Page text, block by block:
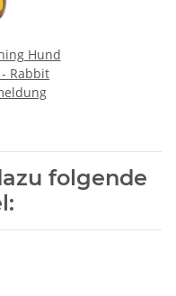
Hund
Rabbit
folgende